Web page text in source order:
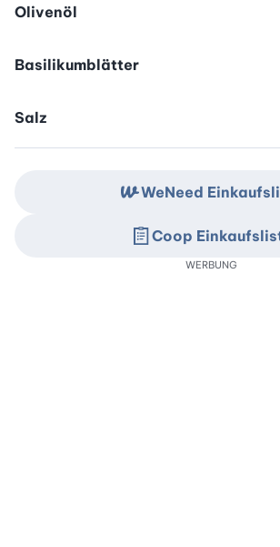
Olivenöl
Basilikumblätter
Salz
WeNeed
Coop
WERBUNG